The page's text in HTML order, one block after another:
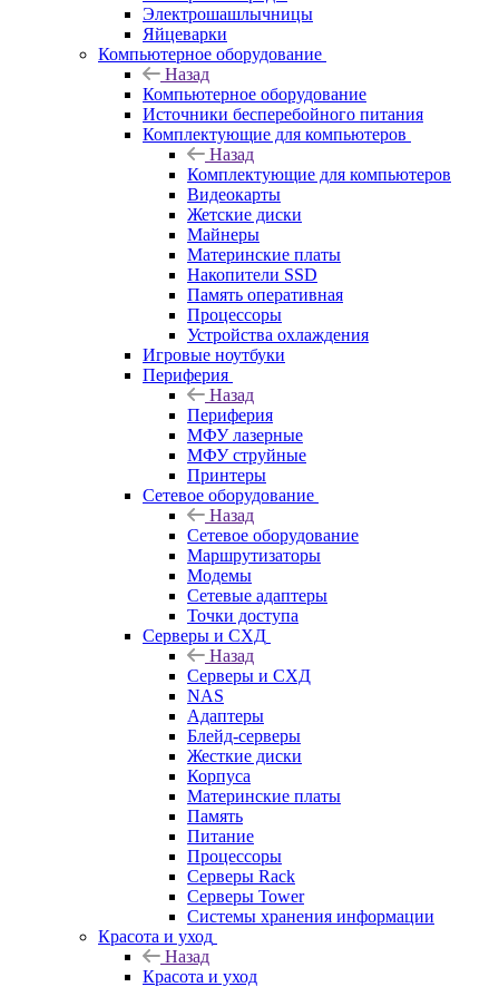
Электрошашлычницы
Яйцеварки
Компьютерное оборудование
Назад
Компьютерное оборудование
Источники бесперебойного питания
Комплектующие для компьютеров
Назад
Комплектующие для компьютеров
Видеокарты
Жетские диски
Майнеры
Материнские платы
Накопители SSD
Память оперативная
Процессоры
Устройства охлаждения
Игровые ноутбуки
Периферия
Назад
Периферия
МФУ лазерные
МФУ струйные
Принтеры
Сетевое оборудование
Назад
Сетевое оборудование
Маршрутизаторы
Модемы
Сетевые адаптеры
Точки доступа
Серверы и СХД
Назад
Серверы и СХД
NAS
Адаптеры
Блейд-серверы
Жесткие диски
Корпуса
Материнские платы
Память
Питание
Процессоры
Серверы Rack
Серверы Tower
Системы хранения информации
Красота и уход
Назад
Красота и уход